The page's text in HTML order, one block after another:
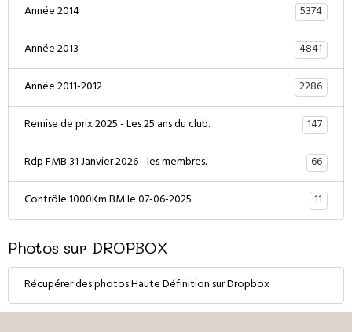
Année 2014
5374
Année 2013
4841
Année 2011-2012
2286
Remise de prix 2025 - Les 25 ans du club.
147
Rdp FMB 31 Janvier 2026 - les membres.
66
Contrôle 1000Km BM le 07-06-2025
11
Photos sur DROPBOX
Récupérer des photos Haute Définition sur Dropbox